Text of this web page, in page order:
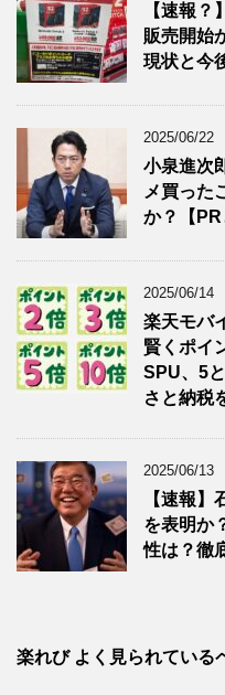
【速報
販売開始
現状と今
2025/06/22
小泉進次
メ買った
か？【PR
2025/06/14
楽天モバ
賢くポイ
SPU、5
さと納税
2025/06/13
【速報
を表明か
性は？徹
楽れび よく見られている